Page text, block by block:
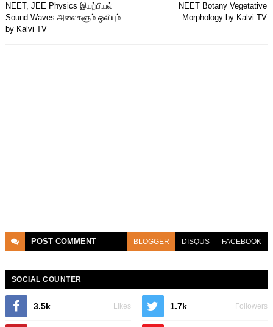
NEET Botany Vegetative
Morphology by Kalvi TV
NEET, JEE Physics இயற்பியல்
Sound Waves அலைகளும் ஒலியும்
by Kalvi TV
POST COMMENT BLOGGER DISQUS FACEBOOK
SOCIAL COUNTER
3.5k Likes 1.7k Followers